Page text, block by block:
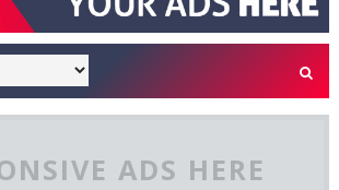
ADS HERE